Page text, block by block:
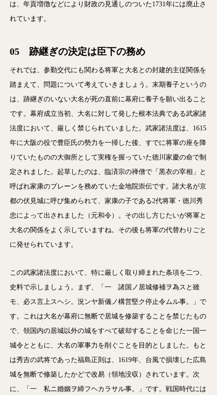
は、年貢増徴などにより財政の見通しのついた1731年には廃止さ
れています。
05 跡継ぎの決定は臣下の務め
それでは、参勤交代にも関わる将軍と大名との封建的主従関係を
踏まえて、問題について考えていきましょう。末期養子というの
は、跡継ぎのいない大名が死の直前に幕府に養子を願い出ること
です。幕府成立当初、大名に対して発した根本法典である武家諸
法度において、厳しく禁じられていました。武家諸法度は、1615
年に大阪の役で豊臣氏の勢力を一掃した後、すでに将軍の座を降
りていたものの大御所として実権を握っていた徳川家慶の命で制
定されました。起草したのは、臨済宗の禅僧で「黒衣の宰相」と
呼ばれ家康のブレーンを務めていた金地院崇伝です。諸大名が京
都の伏見城に呼び集められて、家康の子である2代将軍・徳川秀
忠によって出されました（元和令）。その出し方じたいが将軍と
大名の関係をよく示していますね。その後も将軍の代替わりごと
に発せられています。
この武家諸法度において、特に厳しく取り締まれた条項を二つ、
史料で示しましょう。まず、「一 諸国ノ居城修補ヲ為スと雖
モ、必ス言上スヘシ。況ンヤ新儀ノ構営堅ク停止令ムル事。」で
す。これは大名が幕府に無断で居城を修築することを禁じたもの
で、領国内の居城以外の城をすべて破却することを命じた一国一
城令とともに、大名の軍事力を削ぐことを目的としました。もと
は秀吉の武将であった福島正則は、1619年、台風で損壊した広島
城を無断で修築したかどで改易（領地没収）されています。次
に、「一 私ニ婚姻ヲ締フヘカラサル事。」です。戦国時代には